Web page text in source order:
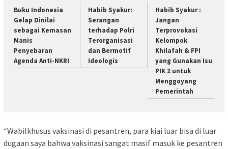
Buku Indonesia
Gelap Dinilai
sebagai Kemasan
Manis
Penyebaran
Agenda Anti-NKRI
Habib Syakur:
Serangan
terhadap Polri
Terorganisasi
dan Bermotif
Ideologis
Habib Syakur :
Jangan
Terprovokasi
Kelompok
Khilafah & FPI
yang Gunakan Isu
PIK 2 untuk
Menggoyang
Pemerintah
“Wabilkhusus vaksinasi di pesantren, para kiai luar bisa di luar
dugaan saya bahwa vaksinasi sangat masif masuk ke pesantren